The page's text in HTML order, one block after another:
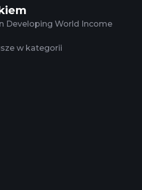
Developing World Income
w kategorii